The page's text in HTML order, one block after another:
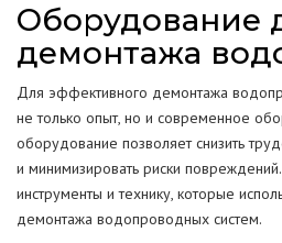
Оборудование
демонтажа
Для эффективного демонтажа
не только опыт, но и современное
оборудование позволяет снизить
и минимизировать риски
инструменты и технику, которые
демонтажа водопроводных систем.